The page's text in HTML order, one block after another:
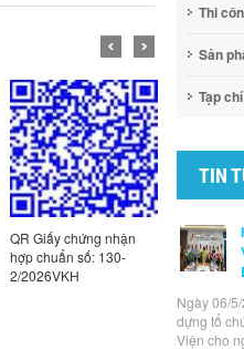
QR Giấy chứng nhận
hợp chuẩn số: 130-
2/2026VKH
QR Giấy
hợp
1/
Thi
Sản
Tạp chí
TIN
Ngày 06/
dựng tổ
Viện cho